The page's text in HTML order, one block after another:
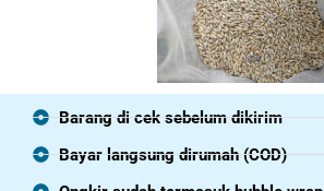
Barang di cek sebelum dikirim
Bayar langsung dirumah (COD)